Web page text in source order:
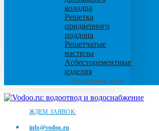
колодца
Решетка
придверного
поддона
Решетчатые
настилы
Асбестоцементные
изделия
Листы, плиты, трубы
ЖДЕМ ЗАЯВОК:
info@vodoo.ru